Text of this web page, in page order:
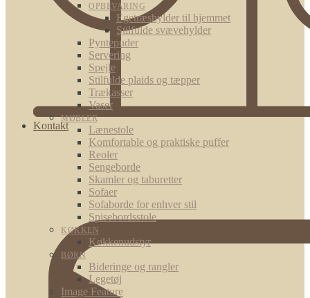
Kontakt
OPBEVARING
Egetræshylder til hjemmet
Stilfulde svævehylder
Pyntepuder
Servering
Spejle
Stilfulde plaids og tæpper
Trækasser
Vaser
MØBLER
Lænestole
Komfortable og praktiske puffer
Reoler
Sengeborde
Skamler og taburetter
Sofaer
Sofaborde for enhver stil
Spisebordsstole
KØKKEN
Køkkenudstyr
BØRN
Bideringe og rangler
Legetøj
Image Feature